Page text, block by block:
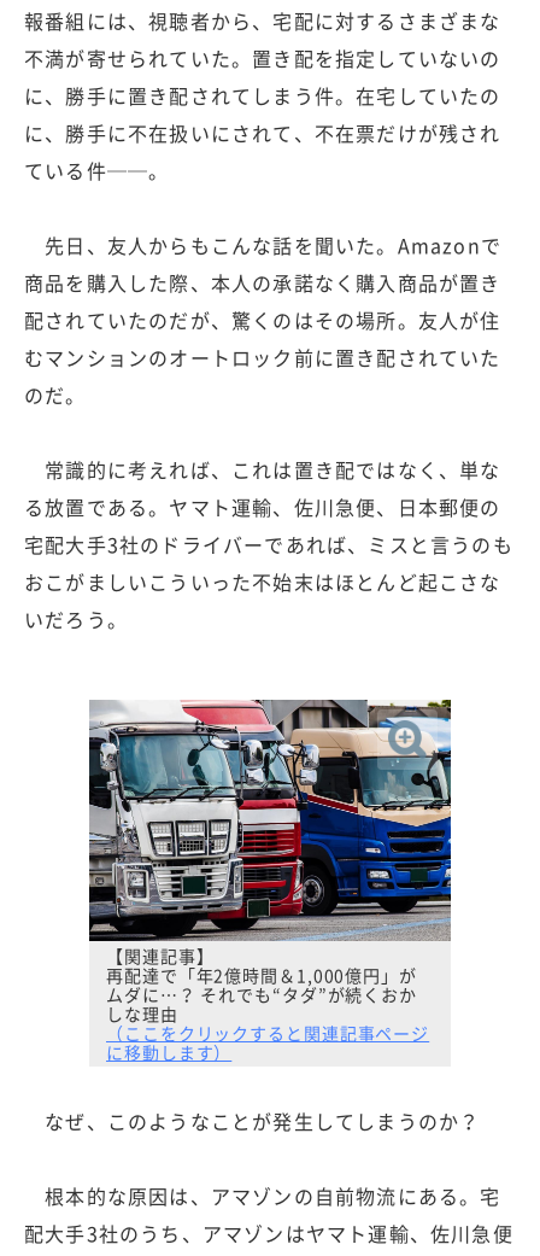
報番組には、視聴者から、宅配に対するさまざまな
不満が寄せられていた。置き配を指定していないの
に、勝手に置き配されてしまう件。在宅していたの
に、勝手に不在扱いにされて、不在票だけが残され
ている件──。
先日、友人からもこんな話を聞いた。Amazonで
商品を購入した際、本人の承諾なく購入商品が置き
配されていたのだが、驚くのはその場所。友人が住
むマンションのオートロック前に置き配されていた
のだ。
常識的に考えれば、これは置き配ではなく、単な
る放置である。ヤマト運輸、佐川急便、日本郵便の
宅配大手3社のドライバーであれば、ミスと言うのも
おこがましいこういった不始末はほとんど起こさな
いだろう。
【関連記事】
再配達で「年2億時間＆1,000億円」が
ムダに…？ それでも“タダ”が続くおか
しな理由
（ここをクリックすると関連記事ページ
に移動します）
なぜ、このようなことが発生してしまうのか？
根本的な原因は、アマゾンの自前物流にある。宅
配大手3社のうち、アマゾンはヤマト運輸、佐川急便